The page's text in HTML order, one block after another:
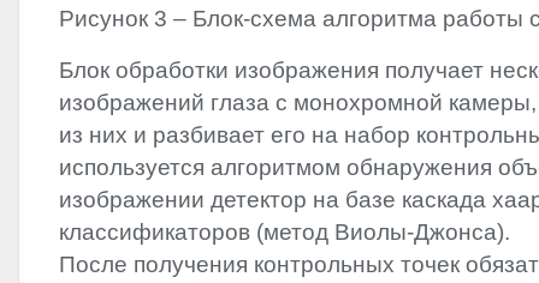
Рисунок 3 – Блок-схема алгоритма работы
Блок обработки изображения получает
изображений глаза с монохромной
из них и разбивает его на набор
используется алгоритмом обнаружения
изображении детектор на базе каскада
классификаторов (метод Виолы-Джонса).
После получения контрольных точек